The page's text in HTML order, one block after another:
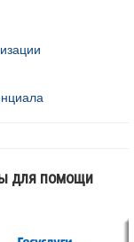
для помощи